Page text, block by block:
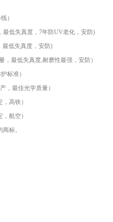
）
最低失真度，7年防UV老化，安防)
最低失真度，安防)
最低失真度,耐磨性最强，安防）
标准）
，最佳光学质量）
高铁）
定，航空）
标。